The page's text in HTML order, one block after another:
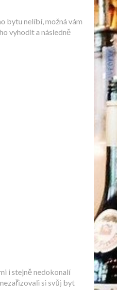
bytu nelíbí, možná vám
vyhodit a následně
i stejně nedokonalí
si svůj byt